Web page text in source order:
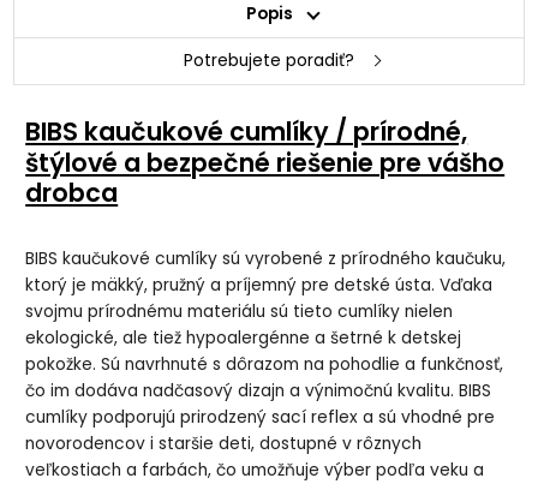
Popis
Potrebujete poradiť?
BIBS kaučukové cumlíky / prírodné,
štýlové a bezpečné riešenie pre vášho
drobca
BIBS kaučukové cumlíky sú vyrobené z prírodného kaučuku,
ktorý je mäkký, pružný a príjemný pre detské ústa. Vďaka
svojmu prírodnému materiálu sú tieto cumlíky nielen
ekologické, ale tiež hypoalergénne a šetrné k detskej
pokožke. Sú navrhnuté s dôrazom na pohodlie a funkčnosť,
čo im dodáva nadčasový dizajn a výnimočnú kvalitu. BIBS
cumlíky podporujú prirodzený sací reflex a sú vhodné pre
novorodencov i staršie deti, dostupné v rôznych
veľkostiach a farbách, čo umožňuje výber podľa veku a